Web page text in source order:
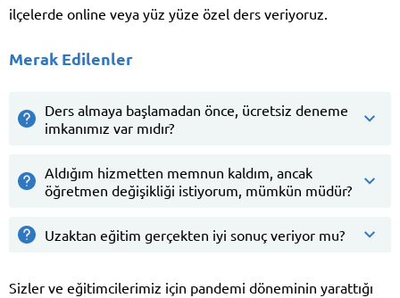
ilçelerde online veya yüz yüze özel ders veriyoruz.
Merak Edilenler
Ders almaya başlamadan önce, ücretsiz deneme
imkanımız var mıdır?
Aldığım hizmetten memnun kaldım, ancak
öğretmen değişikliği istiyorum, mümkün müdür?
Uzaktan eğitim gerçekten iyi sonuç veriyor mu?
Sizler ve eğitimcilerimiz için pandemi döneminin yarattığı